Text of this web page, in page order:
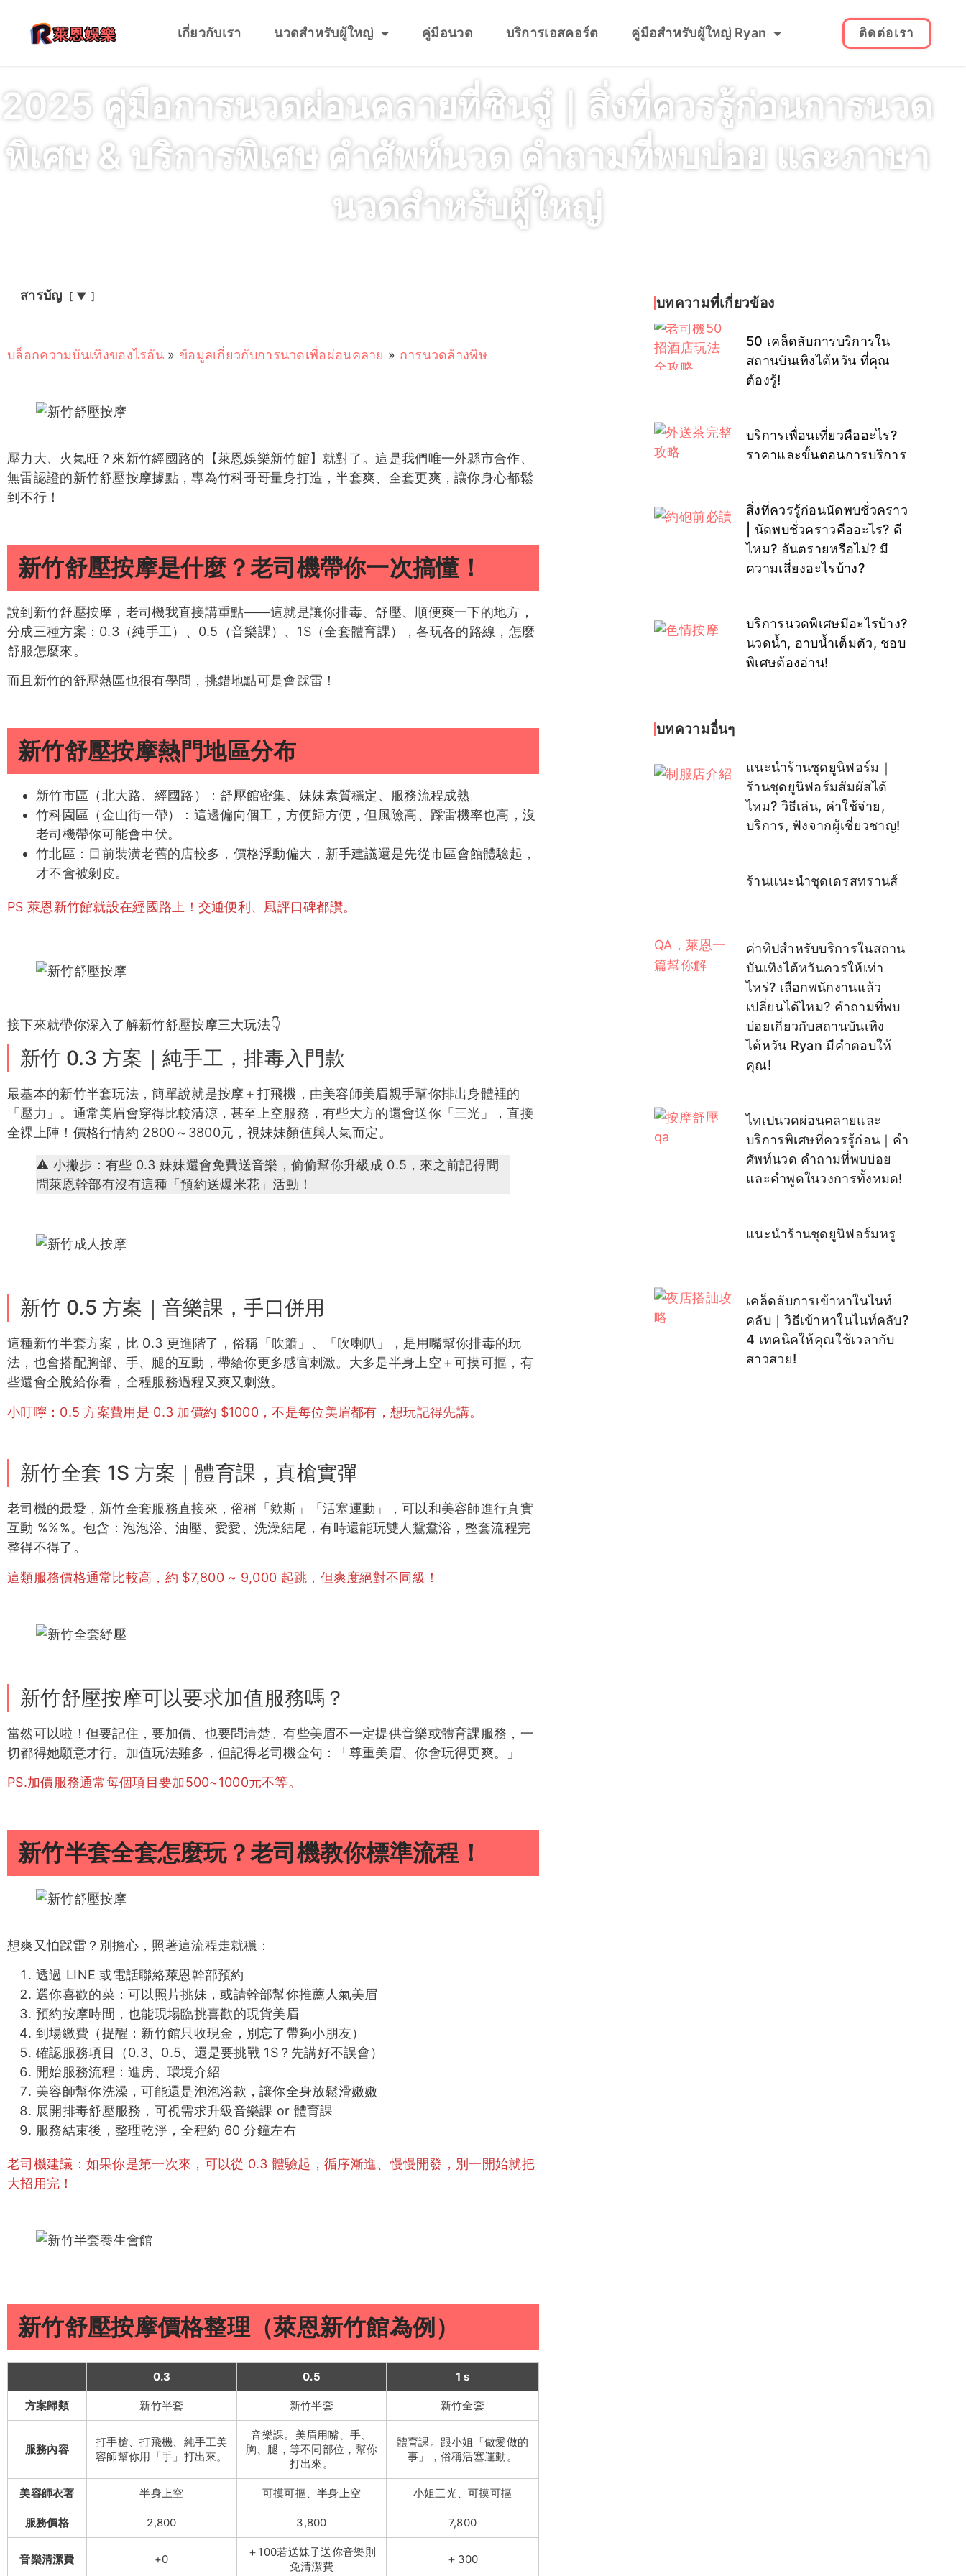
เกี่ยวกับเรา นวดสำหรับผู้ใหญ่ คู่มือนวด บริการเอสคอร์ต คู่มือสำหรับผู้ใหญ่ Ryan ติดต่อเรา
2025 คู่มือการนวดผ่อนคลายที่ซินจู๋｜สิ่งที่ควรรู้ก่อนการนวด
พิเศษ & บริการพิเศษ คำศัพท์นวด คำถามที่พบบ่อย และภาษา
นวดสำหรับผู้ใหญ่
สารบัญ ▼
บล็อกความบันเทิงของไรอัน » ข้อมูลเกี่ยวกับการนวดเพื่อผ่อนคลาย » การนวดล้างพิษ
壓力大、火氣旺？來新竹經國路的【萊恩娛樂新竹館】就對了。這是我們唯一外縣市合作、
無雷認證的新竹舒壓按摩據點，專為竹科哥哥量身打造，半套爽、全套更爽，讓你身心都鬆
到不行！
新竹舒壓按摩是什麼？老司機帶你一次搞懂！
說到新竹舒壓按摩，老司機我直接講重點——這就是讓你排毒、舒壓、順便爽一下的地方，
分成三種方案：0.3（純手工）、0.5（音樂課）、1S（全套體育課），各玩各的路線，怎麼
舒服怎麼來。
而且新竹的舒壓熱區也很有學問，挑錯地點可是會踩雷！
新竹舒壓按摩熱門地區分布
新竹市區（北大路、經國路）：舒壓館密集、妹妹素質穩定、服務流程成熟。
竹科園區（金山街一帶）：這邊偏向個工，方便歸方便，但風險高、踩雷機率也高，沒
老司機帶你可能會中伏。
竹北區：目前裝潢老舊的店較多，價格浮動偏大，新手建議還是先從市區會館體驗起，
才不會被剝皮。
PS 萊恩新竹館就設在經國路上！交通便利、風評口碑都讚。
接下來就帶你深入了解新竹舒壓按摩三大玩法👇
新竹 0.3 方案｜純手工，排毒入門款
最基本的新竹半套玩法，簡單說就是按摩＋打飛機，由美容師美眉親手幫你排出身體裡的
「壓力」。通常美眉會穿得比較清涼，甚至上空服務，有些大方的還會送你「三光」，直接
全裸上陣！價格行情約 2800～3800元，視妹妹顏值與人氣而定。
⚠️ 小撇步：有些 0.3 妹妹還會免費送音樂，偷偷幫你升級成 0.5，來之前記得問
問萊恩幹部有沒有這種「預約送爆米花」活動！
新竹 0.5 方案｜音樂課，手口併用
這種新竹半套方案，比 0.3 更進階了，俗稱「吹簫」、「吹喇叭」，是用嘴幫你排毒的玩
法，也會搭配胸部、手、腿的互動，帶給你更多感官刺激。大多是半身上空＋可摸可摳，有
些還會全脫給你看，全程服務過程又爽又刺激。
小叮嚀：0.5 方案費用是 0.3 加價約 $1000，不是每位美眉都有，想玩記得先講。
新竹全套 1S 方案｜體育課，真槍實彈
老司機的最愛，新竹全套服務直接來，俗稱「欸斯」「活塞運動」，可以和美容師進行真實
互動 %%%。包含：泡泡浴、油壓、愛愛、洗澡結尾，有時還能玩雙人鴛鴦浴，整套流程完
整得不得了。
這類服務價格通常比較高，約 $7,800 ~ 9,000 起跳，但爽度絕對不同級！
新竹舒壓按摩可以要求加值服務嗎？
當然可以啦！但要記住，要加價、也要問清楚。有些美眉不一定提供音樂或體育課服務，一
切都得她願意才行。加值玩法雖多，但記得老司機金句：「尊重美眉、你會玩得更爽。」
PS.加價服務通常每個項目要加500~1000元不等。
新竹半套全套怎麼玩？老司機教你標準流程！
想爽又怕踩雷？別擔心，照著這流程走就穩：
透過 LINE 或電話聯絡萊恩幹部預約
選你喜歡的菜：可以照片挑妹，或請幹部幫你推薦人氣美眉
預約按摩時間，也能現場臨挑喜歡的現貨美眉
到場繳費（提醒：新竹館只收現金，別忘了帶夠小朋友）
確認服務項目（0.3、0.5、還是要挑戰 1S？先講好不誤會）
開始服務流程：進房、環境介紹
美容師幫你洗澡，可能還是泡泡浴款，讓你全身放鬆滑嫩嫩
展開排毒舒壓服務，可視需求升級音樂課 or 體育課
服務結束後，整理乾淨，全程約 60 分鐘左右
老司機建議：如果你是第一次來，可以從 0.3 體驗起，循序漸進、慢慢開發，別一開始就把
大招用完！
新竹舒壓按摩價格整理（萊恩新竹館為例）
0.3 0.5 1 s
方案歸類 新竹半套 新竹半套 新竹全套
服務內容
打手槍、打飛機、純手工美
容師幫你用「手」打出來。
音樂課。美眉用嘴、手、
胸、腿，等不同部位，幫你
打出來。
體育課。跟小姐「做愛做的
事」，俗稱活塞運動。
美容師衣著 半身上空 可摸可摳、半身上空 小姐三光、可摸可摳
服務價格 2,800 3,800 7,800
音樂清潔費 +0
＋100若送妹子送你音樂則
免清潔費
＋300
บทความที่เกี่ยวข้อง
50 เคล็ดลับการบริการใน
สถานบันเทิงไต้หวัน ที่คุณ
ต้องรู้!
บริการเพื่อนเที่ยวคืออะไร?
ราคาและขั้นตอนการบริการ
สิ่งที่ควรรู้ก่อนนัดพบชั่วคราว
| นัดพบชั่วคราวคืออะไร? ดี
ไหม? อันตรายหรือไม่? มี
ความเสี่ยงอะไรบ้าง?
บริการนวดพิเศษมีอะไรบ้าง?
นวดน้ำ, อาบน้ำเต็มตัว, ชอบ
พิเศษต้องอ่าน!
บทความอื่นๆ
แนะนำร้านชุดยูนิฟอร์ม｜
ร้านชุดยูนิฟอร์มสัมผัสได้
ไหม? วิธีเล่น, ค่าใช้จ่าย,
บริการ, ฟังจากผู้เชี่ยวชาญ!
ร้านแนะนำชุดเดรสทรานส์
ค่าทิปสำหรับบริการในสถาน
บันเทิงไต้หวันควรให้เท่า
ไหร่? เลือกพนักงานแล้ว
เปลี่ยนได้ไหม? คำถามที่พบ
บ่อยเกี่ยวกับสถานบันเทิง
ไต้หวัน Ryan มีคำตอบให้
คุณ!
ไทเปนวดผ่อนคลายและ
บริการพิเศษที่ควรรู้ก่อน｜คำ
ศัพท์นวด คำถามที่พบบ่อย
และคำพูดในวงการทั้งหมด!
แนะนำร้านชุดยูนิฟอร์มหรู
เคล็ดลับการเข้าหาในไนท์
คลับ｜วิธีเข้าหาในไนท์คลับ?
4 เทคนิคให้คุณใช้เวลากับ
สาวสวย!